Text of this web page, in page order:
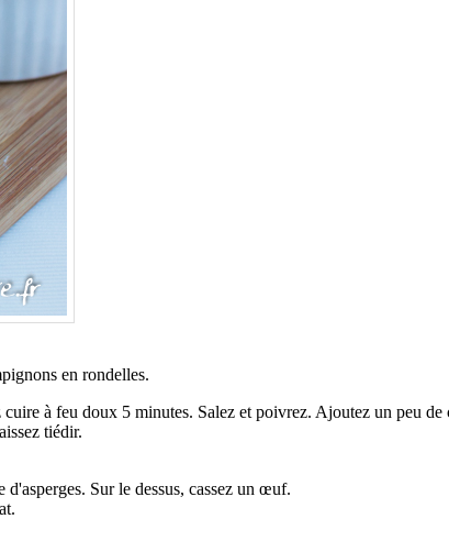
en rondelles.
à feu doux 5 minutes. Salez et poivrez. Ajoutez un peu de
tiédir.
Sur le dessus, cassez un œuf.